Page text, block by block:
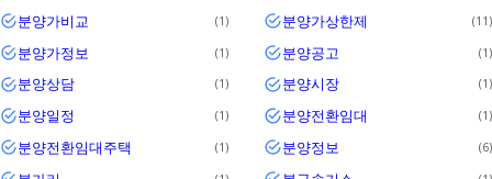
분양가비교 1 분양가상한제 11
분양가정보 1 분양공고 1
분양상담 1 분양시장 1
분양일정 1 분양전환임대 1
분양전환임대주택 1 분양정보 6